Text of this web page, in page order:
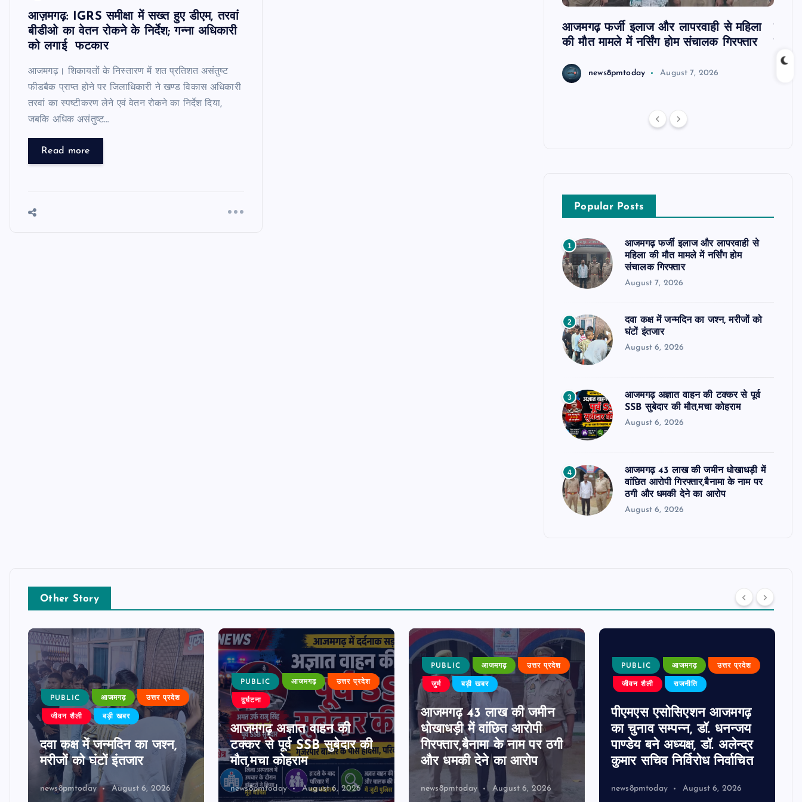
आज़मगढ़: IGRS समीक्षा में सख्त हुए डीएम, तरवां
बीडीओ का वेतन रोकने के निर्देश; गन्ना अधिकारी
को लगाई फटकार
आजमगढ़। शिकायतों के निस्तारण में शत प्रतिशत असंतुष्ट
फीडबैक प्राप्त होने पर जिलाधिकारी ने खण्ड विकास अधिकारी
तरवां का स्पष्टीकरण लेने एवं वेतन रोकने का निर्देश दिया,
जबकि अधिक असंतुष्ट…
Read more
आजमगढ़ फर्जी इलाज और लापरवाही से महिला
की मौत मामले में नर्सिंग होम संचालक गिरफ्तार
news8pmtoday August 7, 2026
Popular Posts
1
आजमगढ़ फर्जी इलाज और लापरवाही से
महिला की मौत मामले में नर्सिंग होम
संचालक गिरफ्तार
August 7, 2026
2
दवा कक्ष में जन्मदिन का जश्न, मरीजों को
घंटों इंतजार
August 6, 2026
3
आजमगढ़ अज्ञात वाहन की टक्कर से पूर्व
SSB सुबेदार की मौत,मचा कोहराम
August 6, 2026
4
आजमगढ़ 43 लाख की जमीन धोखाधड़ी में
वांछित आरोपी गिरफ्तार,बैनामा के नाम पर
ठगी और धमकी देने का आरोप
August 6, 2026
Other Story
PUBLIC आजमगढ़ उत्तर प्रदेश
जीवन शैली बड़ी खबर
दवा कक्ष में जन्मदिन का जश्न,
मरीजों को घंटों इंतजार
news8pmtoday August 6, 2026
PUBLIC आजमगढ़ उत्तर प्रदेश
दुर्घटना
आजमगढ़ अज्ञात वाहन की
टक्कर से पूर्व SSB सुबेदार की
मौत,मचा कोहराम
news8pmtoday August 6, 2026
PUBLIC आजमगढ़ उत्तर प्रदेश
जुर्म बड़ी खबर
आजमगढ़ 43 लाख की जमीन
धोखाधड़ी में वांछित आरोपी
गिरफ्तार,बैनामा के नाम पर ठगी
और धमकी देने का आरोप
news8pmtoday August 6, 2026
PUBLIC आजमगढ़ उत्तर प्रदेश
जीवन शैली राजनीति
पीएमएस एसोसिएशन आजमगढ़
का चुनाव सम्पन्न, डॉ. धनन्जय
पाण्डेय बने अध्यक्ष, डॉ. अलेन्द्र
कुमार सचिव निर्विरोध निर्वाचित
news8pmtoday August 6, 2026